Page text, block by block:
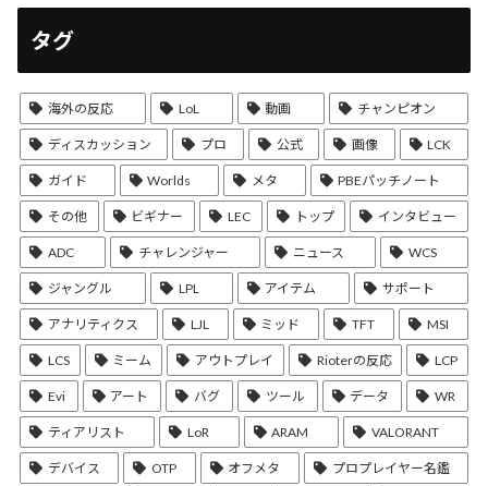
タグ
海外の反応 LoL 動画 チャンピオン
ディスカッション プロ 公式 画像 LCK
ガイド Worlds メタ PBEパッチノート
その他 ビギナー LEC トップ インタビュー
ADC チャレンジャー ニュース WCS
ジャングル LPL アイテム サポート
アナリティクス LJL ミッド TFT MSI
LCS ミーム アウトプレイ Rioterの反応 LCP
Evi アート バグ ツール データ WR
ティアリスト LoR ARAM VALORANT
デバイス OTP オフメタ プロプレイヤー名鑑